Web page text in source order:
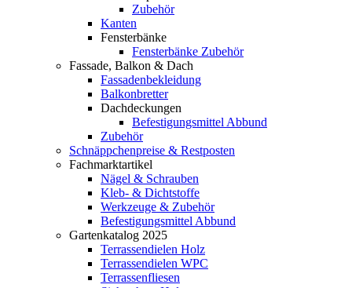
Zubehör
Kanten
Fensterbänke
Fensterbänke Zubehör
Fassade, Balkon & Dach
Fassadenbekleidung
Balkonbretter
Dachdeckungen
Befestigungsmittel Abbund
Zubehör
Schnäppchenpreise & Restposten
Fachmarktartikel
Nägel & Schrauben
Kleb- & Dichtstoffe
Werkzeuge & Zubehör
Befestigungsmittel Abbund
Gartenkatalog 2025
Terrassendielen Holz
Terrassendielen WPC
Terrassenfliesen